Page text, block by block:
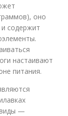
оно
содержит
настаивают
питания.
виды —